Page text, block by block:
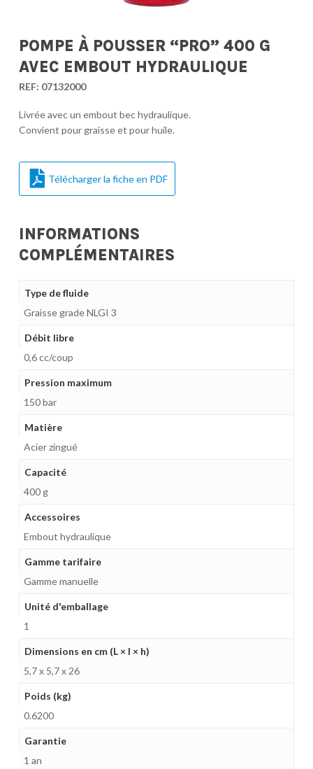
POMPE À POUSSER “PRO” 400 G
AVEC EMBOUT HYDRAULIQUE
REF: 07132000
Livrée avec un embout bec hydraulique.
Convient pour graisse et pour huile.
Télécharger la fiche en PDF
INFORMATIONS
COMPLÉMENTAIRES
Type de fluide
Graisse grade NLGI 3
Débit libre
0,6 cc/coup
Pression maximum
150 bar
Matière
Acier zingué
Capacité
400 g
Accessoires
Embout hydraulique
Gamme tarifaire
Gamme manuelle
Unité d'emballage
1
Dimensions en cm (L × l × h)
5,7 x 5,7 x 26
Poids (kg)
0.6200
Garantie
1 an